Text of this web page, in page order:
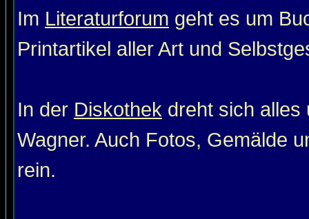
Im Literaturforum geht es um
Printartikel aller Art und
In der Diskothek dreht sich alles
Wagner. Auch Fotos, Gemälde
rein.